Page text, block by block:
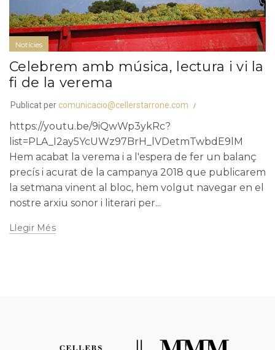
Notícies
Celebrem amb música, lectura i vi la
fi de la verema
Publicat per comunicacio@cellerstarrone.com
https://youtu.be/9iQwWp3ykRc?
list=PLA_I2ay5YcUWz97BrH_lVDetmTwbdE9lM
Hem acabat la verema i a l'espera de fer un balanç
precís i acurat de la campanya 2018 que publicarem
la setmana vinent al bloc, hem volgut navegar en el
nostre arxiu sonor i literari per...
Llegir Més